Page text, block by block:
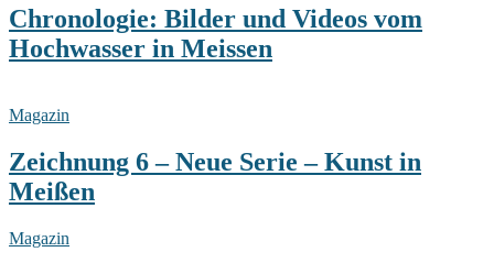
und
Videos
vom
Meissen
Chronologie: Bilder und Videos vom
Hochwasser in Meissen
6
Neue
Serie
–
in
Meißen
Magazin
Zeichnung 6 – Neue Serie – Kunst in
Meißen
Metallskulpturen
Magazin